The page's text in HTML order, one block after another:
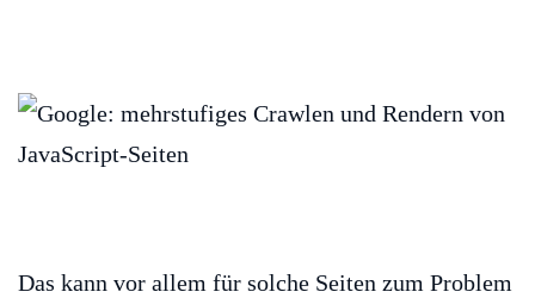
Das kann vor allem für solche Seiten zum Problem